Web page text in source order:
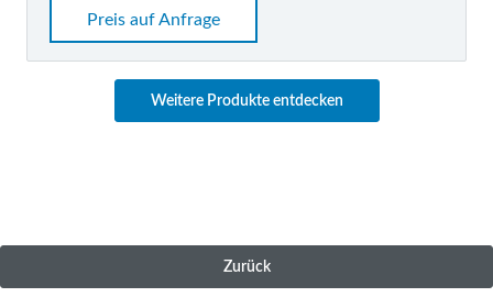
Preis auf Anfrage
Weitere Produkte entdecken
Zurück